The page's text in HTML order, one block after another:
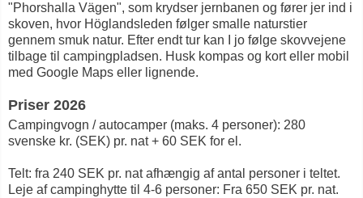
"Phorshalla Vägen", som krydser jernbanen og fører jer ind i
skoven, hvor Höglandsleden følger smalle naturstier
gennem smuk natur. Efter endt tur kan I jo følge skovvejene
tilbage til campingpladsen. Husk kompas og kort eller mobil
med Google Maps eller lignende.
Priser 2026
Campingvogn / autocamper (maks. 4 personer): 280
svenske kr. (SEK) pr. nat + 60 SEK for el.
Telt: fra 240 SEK pr. nat afhængig af antal personer i teltet.
Leje af campinghytte til 4-6 personer: Fra 650 SEK pr. nat.